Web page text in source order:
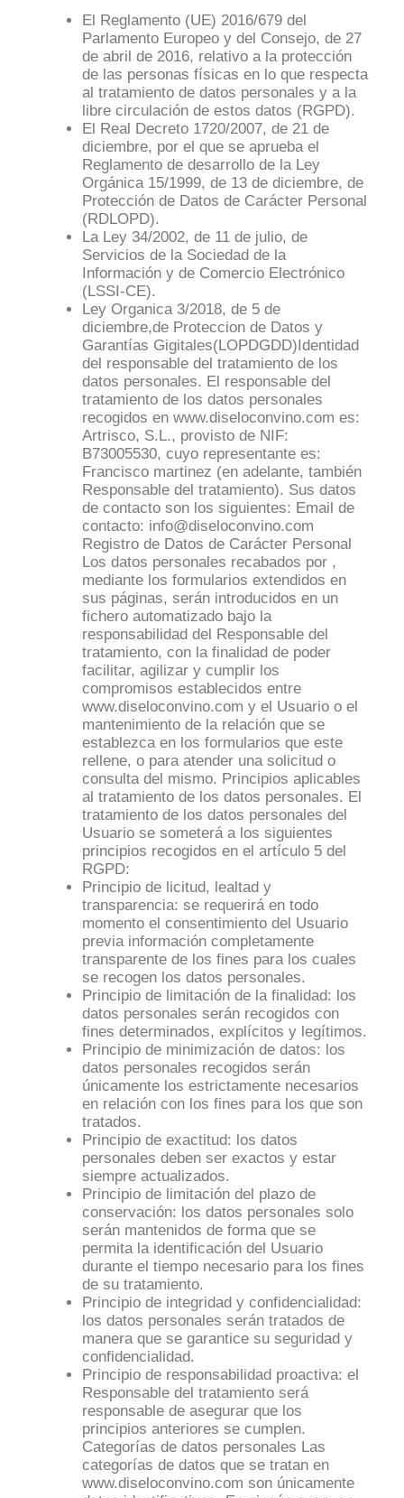
El Reglamento (UE) 2016/679 del
Parlamento Europeo y del Consejo, de 27
de abril de 2016, relativo a la protección
de las personas físicas en lo que respecta
al tratamiento de datos personales y a la
libre circulación de estos datos (RGPD).
El Real Decreto 1720/2007, de 21 de
diciembre, por el que se aprueba el
Reglamento de desarrollo de la Ley
Orgánica 15/1999, de 13 de diciembre, de
Protección de Datos de Carácter Personal
(RDLOPD).
La Ley 34/2002, de 11 de julio, de
Servicios de la Sociedad de la
Información y de Comercio Electrónico
(LSSI-CE).
Ley Organica 3/2018, de 5 de
diciembre,de Proteccion de Datos y
Garantías Gigitales(LOPDGDD)Identidad
del responsable del tratamiento de los
datos personales. El responsable del
tratamiento de los datos personales
recogidos en www.diseloconvino.com es:
Artrisco, S.L., provisto de NIF:
B73005530, cuyo representante es:
Francisco martinez (en adelante, también
Responsable del tratamiento). Sus datos
de contacto son los siguientes: Email de
contacto: info@diseloconvino.com
Registro de Datos de Carácter Personal
Los datos personales recabados por ,
mediante los formularios extendidos en
sus páginas, serán introducidos en un
fichero automatizado bajo la
responsabilidad del Responsable del
tratamiento, con la finalidad de poder
facilitar, agilizar y cumplir los
compromisos establecidos entre
www.diseloconvino.com y el Usuario o el
mantenimiento de la relación que se
establezca en los formularios que este
rellene, o para atender una solicitud o
consulta del mismo. Principios aplicables
al tratamiento de los datos personales. El
tratamiento de los datos personales del
Usuario se someterá a los siguientes
principios recogidos en el artículo 5 del
RGPD:
Principio de licitud, lealtad y
transparencia: se requerirá en todo
momento el consentimiento del Usuario
previa información completamente
transparente de los fines para los cuales
se recogen los datos personales.
Principio de limitación de la finalidad: los
datos personales serán recogidos con
fines determinados, explícitos y legítimos.
Principio de minimización de datos: los
datos personales recogidos serán
únicamente los estrictamente necesarios
en relación con los fines para los que son
tratados.
Principio de exactitud: los datos
personales deben ser exactos y estar
siempre actualizados.
Principio de limitación del plazo de
conservación: los datos personales solo
serán mantenidos de forma que se
permita la identificación del Usuario
durante el tiempo necesario para los fines
de su tratamiento.
Principio de integridad y confidencialidad:
los datos personales serán tratados de
manera que se garantice su seguridad y
confidencialidad.
Principio de responsabilidad proactiva: el
Responsable del tratamiento será
responsable de asegurar que los
principios anteriores se cumplen.
Categorías de datos personales Las
categorías de datos que se tratan en
www.diseloconvino.com son únicamente